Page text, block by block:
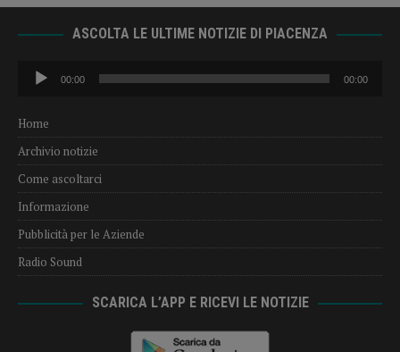
ASCOLTA LE ULTIME NOTIZIE DI PIACENZA
Audio
Player
00:00 00:00
Home
Archivio notizie
Come ascoltarci
Informazione
Pubblicità per le Aziende
Radio Sound
SCARICA L’APP E RICEVI LE NOTIZIE